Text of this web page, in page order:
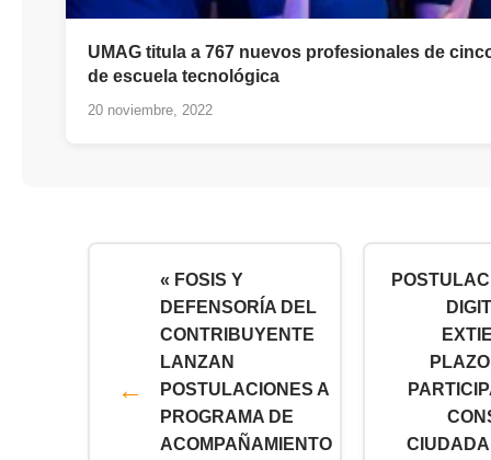
UMAG titula a 767 nuevos profesionales de
de escuela tecnológica
20 noviembre, 2022
« FOSIS Y
DEFENSORÍA DEL
CONTRIBUYENTE
LANZAN
POSTULACIONES A
PROGRAMA DE
ACOMPAÑAMIENTO